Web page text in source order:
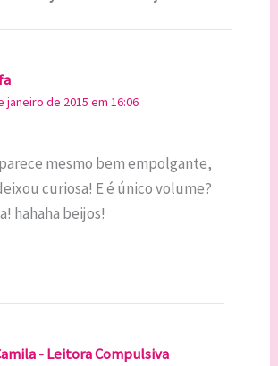
janeiro de 2015 em 16:06
mesmo bem empolgante,
curiosa! E é único volume?
hahaha beijos!
- Leitora Compulsiva